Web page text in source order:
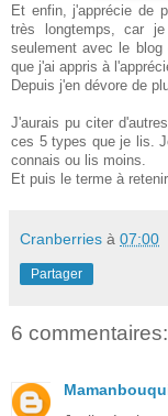
Et enfin, j'apprécie de
très longtemps, car
seulement avec le
que j'ai appris à
Depuis j'en dévore de
J'aurais pu citer
ces 5 types que je lis.
connais ou lis moins.
Et puis le terme à
Cranberries à 07:00
Partager
6 commentaires: